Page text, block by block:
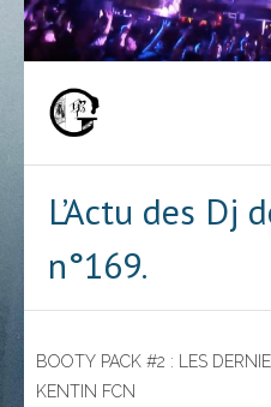
Skip
to
L’Actu des Dj
n°169.
BOOTY PACK #2 : LES
KENTIN FCN